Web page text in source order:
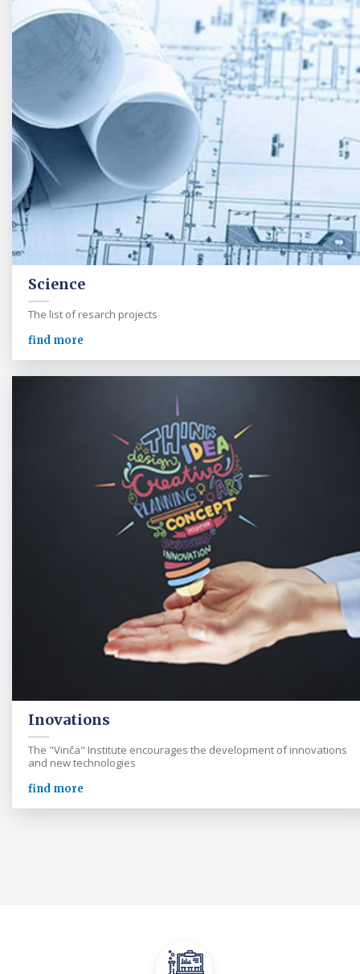
Science
The list of resarch projects
find more
Inovations
The "Vinča" Institute encourages the development of innovations
and new technologies
find more